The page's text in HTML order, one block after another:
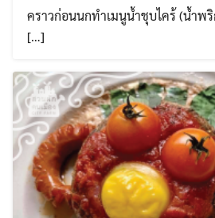
คราวก่อนนกทำเมนูน้ำชุบไคร้ (น้ำพ
[…]